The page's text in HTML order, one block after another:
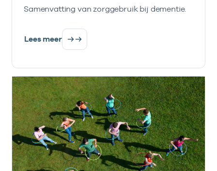
Samenvatting van zorggebruik bij dementie.
Lees meer